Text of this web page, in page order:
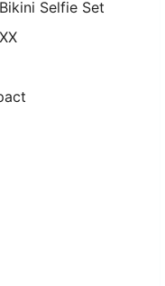
Selfie Set